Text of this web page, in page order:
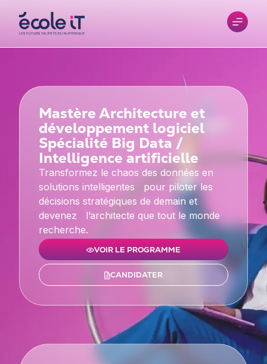
Mastère Architecture et
développement logiciel
Spécialité Big Data /
Intelligence artificielle
Transformez le chaos des données en
solutions intelligentes pour piloter les
décisions stratégiques de demain et
devenez l’architecte que tout le monde
recherche.
VOIR LE PROGRAMME
CANDIDATER